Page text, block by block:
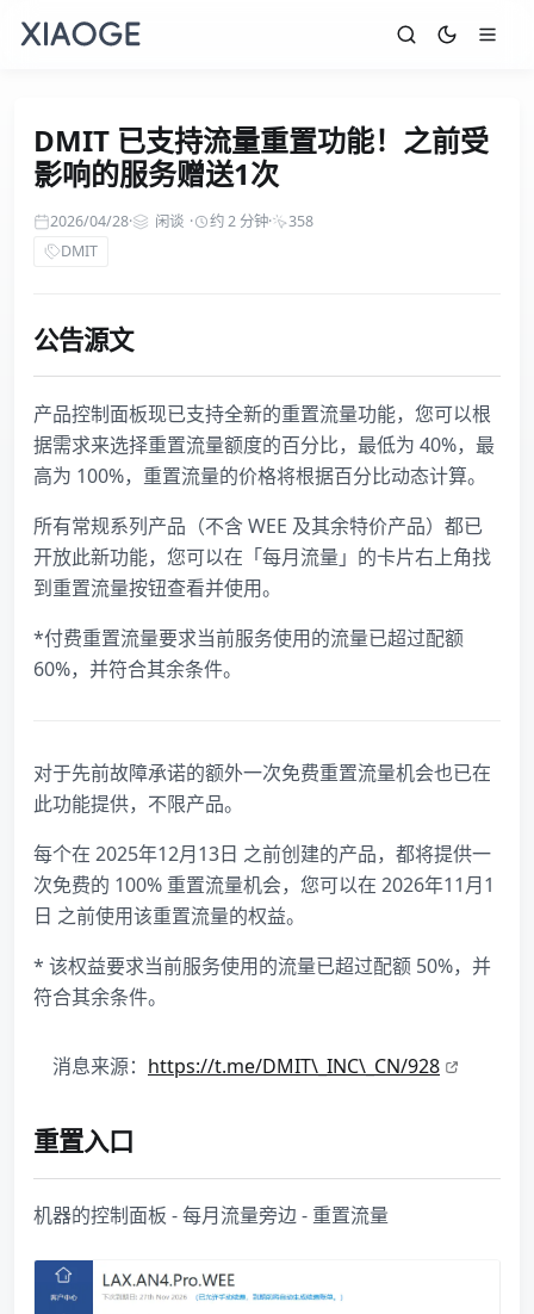
DMIT 已支持流量重置功能！之前受
影响的服务赠送1次
2026/04/28· 闲谈 · 约 2 分钟·
358
DMIT
公告源文
产品控制面板现已支持全新的重置流量功能，您可以根
据需求来选择重置流量额度的百分比，最低为 40%，最
高为 100%，重置流量的价格将根据百分比动态计算。
所有常规系列产品（不含 WEE 及其余特价产品）都已
开放此新功能，您可以在「每月流量」的卡片右上角找
到重置流量按钮查看并使用。
*付费重置流量要求当前服务使用的流量已超过配额
60%，并符合其余条件。
对于先前故障承诺的额外一次免费重置流量机会也已在
此功能提供，不限产品。
每个在 2025年12月13日 之前创建的产品，都将提供一
次免费的 100% 重置流量机会，您可以在 2026年11月1
日 之前使用该重置流量的权益。
* 该权益要求当前服务使用的流量已超过配额 50%，并
符合其余条件。
消息来源： https://t.me/DMIT\_INC\_CN/928
重置入口
机器的控制面板 - 每月流量旁边 - 重置流量